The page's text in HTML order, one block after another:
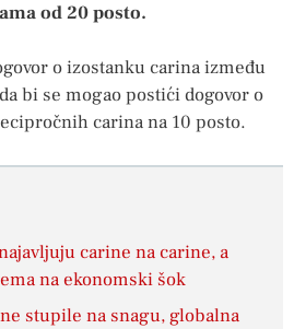
od 20 posto.
o izostanku carina između
bi se mogao postići dogovor o
carina na 10 posto.
carine na carine, a
na ekonomski šok
stupile na snagu, globalna